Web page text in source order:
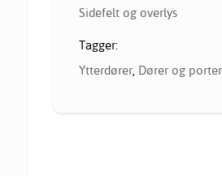
Sidefelt og overlys
Tagger:
Ytterdører, Dører og porter